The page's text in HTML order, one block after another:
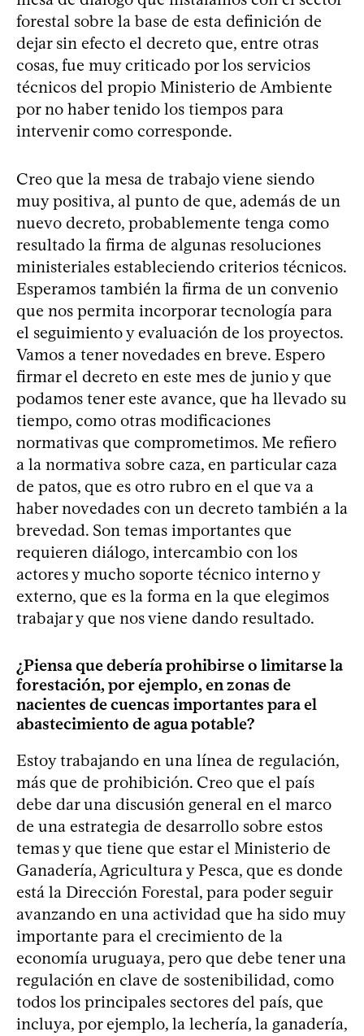
forestal sobre la base de esta definición de
dejar sin efecto el decreto que, entre otras
cosas, fue muy criticado por los servicios
técnicos del propio Ministerio de Ambiente
por no haber tenido los tiempos para
intervenir como corresponde.
Creo que la mesa de trabajo viene siendo
muy positiva, al punto de que, además de un
nuevo decreto, probablemente tenga como
resultado la firma de algunas resoluciones
ministeriales estableciendo criterios técnicos.
Esperamos también la firma de un convenio
que nos permita incorporar tecnología para
el seguimiento y evaluación de los proyectos.
Vamos a tener novedades en breve. Espero
firmar el decreto en este mes de junio y que
podamos tener este avance, que ha llevado su
tiempo, como otras modificaciones
normativas que comprometimos. Me refiero
a la normativa sobre caza, en particular caza
de patos, que es otro rubro en el que va a
haber novedades con un decreto también a la
brevedad. Son temas importantes que
requieren diálogo, intercambio con los
actores y mucho soporte técnico interno y
externo, que es la forma en la que elegimos
trabajar y que nos viene dando resultado.
¿Piensa que debería prohibirse o limitarse la
forestación, por ejemplo, en zonas de
nacientes de cuencas importantes para el
abastecimiento de agua potable?
Estoy trabajando en una línea de regulación,
más que de prohibición. Creo que el país
debe dar una discusión general en el marco
de una estrategia de desarrollo sobre estos
temas y que tiene que estar el Ministerio de
Ganadería, Agricultura y Pesca, que es donde
está la Dirección Forestal, para poder seguir
avanzando en una actividad que ha sido muy
importante para el crecimiento de la
economía uruguaya, pero que debe tener una
regulación en clave de sostenibilidad, como
todos los principales sectores del país, que
incluya, por ejemplo, la lechería, la ganadería,